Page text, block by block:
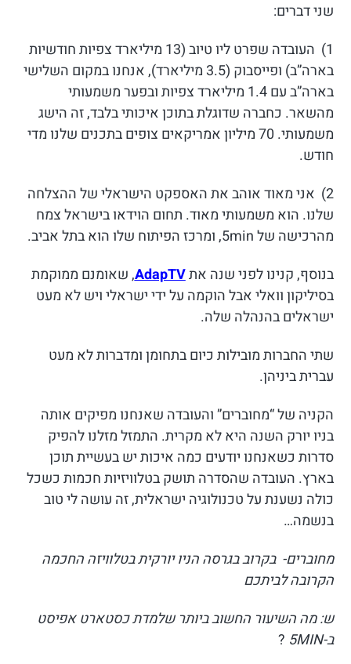
שני דברים:
1) העובדה שפרט ליו טיוב (13 מיליארד צפיות חודשיות
בארה”ב) ופייסבוק (3.5 מיליארד), אנחנו במקום השלישי
בארה”ב עם 1.4 מיליארד צפיות ובפער משמעותי
מהשאר. כחברה שדוגלת בתוכן איכותי בלבד, זה הישג
משמעותי. 70 מיליון אמריקאים צופים בתכנים שלנו מדי
חודש.
2) אני מאוד אוהב את האספקט הישראלי של ההצלחה
שלנו. הוא משמעותי מאוד. תחום הוידאו בישראל צמח
מהרכישה של 5min, ומרכז הפיתוח שלו הוא בתל אביב.
בנוסף, קנינו לפני שנה אתAdapTV, שאומנם ממוקמת
בסיליקון וואלי אבל הוקמה על ידי ישראלי ויש לא מעט
ישראלים בהנהלה שלה.
שתי החברות מובילות כיום בתחומן ומדברות לא מעט
עברית ביניהן.
הקניה של “מחוברים” והעובדה שאנחנו מפיקים אותה
בניו יורק השנה היא לא מקרית. התמזל מזלנו להפיק
סדרות כשאנחנו יודעים כמה איכות יש בעשיית תוכן
בארץ. העובדה שהסדרה תושק בטלוויזיות חכמות כשכל
כולה נשענת על טכנולוגיה ישראלית, זה עושה לי טוב
בנשמה…
מחוברים- בקרוב בגרסה הניו יורקית בטלוויזה החכמה
הקרובה לביתכם
ש: מה השיעור החשוב ביותר שלמדת כסטארט אפיסט
ב-5MIN
?